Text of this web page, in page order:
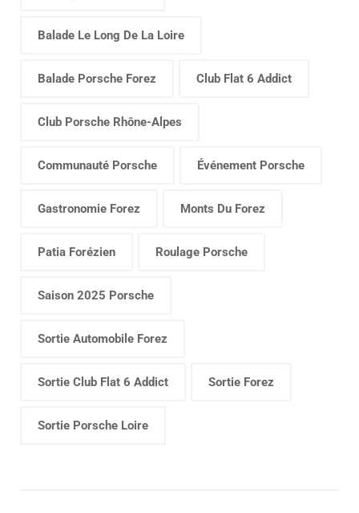
Balade Le Long De La Loire
Balade Porsche Forez Club Flat 6 Addict
Club Porsche Rhône-Alpes
Communauté Porsche Événement Porsche
Gastronomie Forez Monts Du Forez
Patia Forézien Roulage Porsche
Saison 2025 Porsche
Sortie Automobile Forez
Sortie Club Flat 6 Addict Sortie Forez
Sortie Porsche Loire